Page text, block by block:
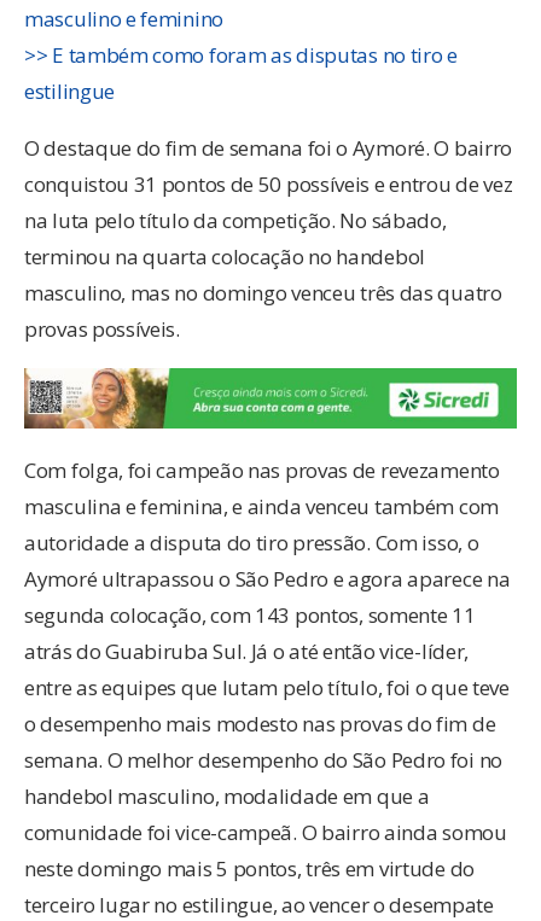
masculino e feminino
>> E também como foram as disputas no tiro e
estilingue
O destaque do fim de semana foi o Aymoré. O bairro
conquistou 31 pontos de 50 possíveis e entrou de vez
na luta pelo título da competição. No sábado,
terminou na quarta colocação no handebol
masculino, mas no domingo venceu três das quatro
provas possíveis.
Com folga, foi campeão nas provas de revezamento
masculina e feminina, e ainda venceu também com
autoridade a disputa do tiro pressão. Com isso, o
Aymoré ultrapassou o São Pedro e agora aparece na
segunda colocação, com 143 pontos, somente 11
atrás do Guabiruba Sul. Já o até então vice-líder,
entre as equipes que lutam pelo título, foi o que teve
o desempenho mais modesto nas provas do fim de
semana. O melhor desempenho do São Pedro foi no
handebol masculino, modalidade em que a
comunidade foi vice-campeã. O bairro ainda somou
neste domingo mais 5 pontos, três em virtude do
terceiro lugar no estilingue, ao vencer o desempate